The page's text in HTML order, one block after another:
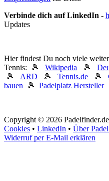
Verbinde dich auf LinkedIn -
Updates
Hier findest Du noch viele
Tennis: 🎾 Wikipedia 🎾
🎾 ARD 🎾 Tennis.de 🎾
bauen 🎾 Padelplatz Hersteller
Copyright © 2026 Padelfinder.de
Cookies • LinkedIn • Über
Widerruf per E-Mail erklären